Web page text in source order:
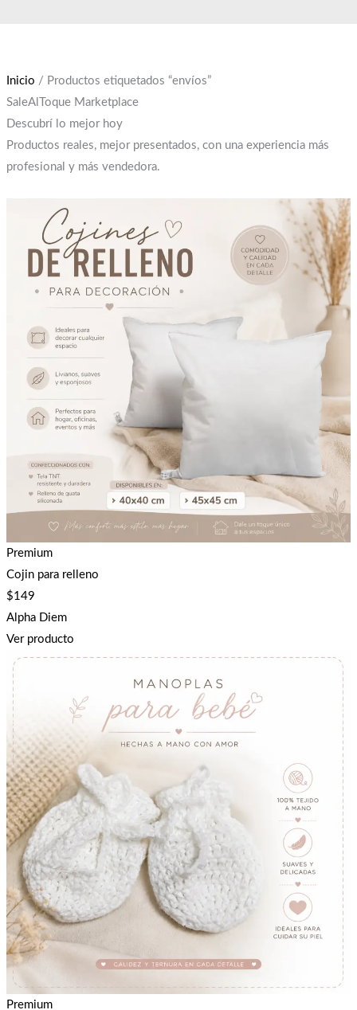
Inicio / Productos etiquetados “envíos”
SaleAlToque Marketplace
Descubrí lo mejor hoy
Productos reales, mejor presentados, con una experiencia más
profesional y más vendedora.
Premium
Cojin para relleno
$149
Alpha Diem
Ver producto
Premium
era:
$12,000.
es:
$10,000.